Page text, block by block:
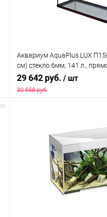
Аквариум AquaPlus LUX
см) стекло 6мм, 141 л.,
лампами Т8 2х25 Вт, аквар.
29 642 руб. / шт
30 558 руб.
Купить в 1 клик
В избранное